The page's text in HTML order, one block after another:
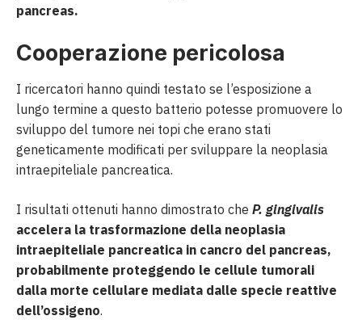
pancreas.
Cooperazione pericolosa
I ricercatori hanno quindi testato se l’esposizione a
lungo termine a questo batterio potesse promuovere lo
sviluppo del tumore nei topi che erano stati
geneticamente modificati per sviluppare la neoplasia
intraepiteliale pancreatica.
I risultati ottenuti hanno dimostrato che P. gingivalis
accelera la trasformazione della neoplasia
intraepiteliale pancreatica in cancro del pancreas,
probabilmente proteggendo le cellule tumorali
dalla morte cellulare mediata dalle specie reattive
dell’ossigeno.